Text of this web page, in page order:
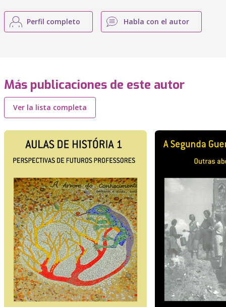
Perfil completo Habla con el autor
Más publicaciones de este autor
Ver la lista completa